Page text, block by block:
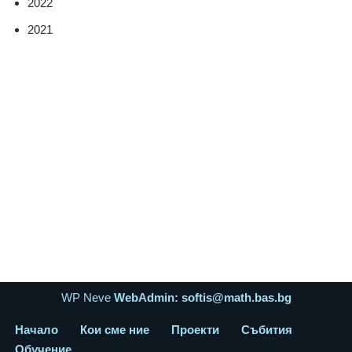
2022
2021
WP Neve WebAdmin: softis@math.bas.bg
Начало Кои сме ние Проекти
Събития
Обучение